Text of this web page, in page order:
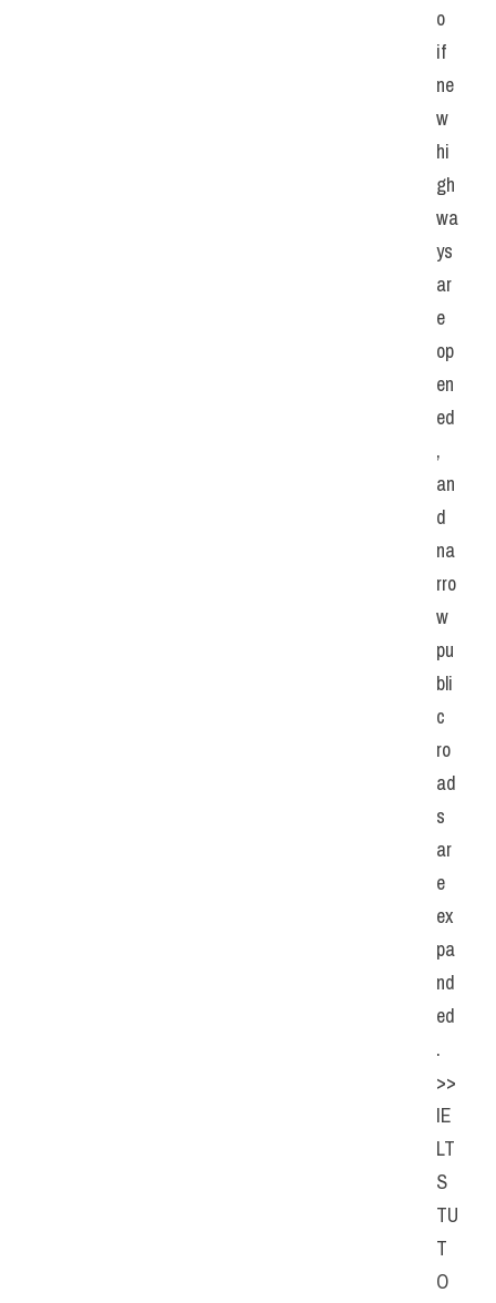
o
if
ne
w
hi
gh
wa
ys
ar
e
op
en
ed
,
an
d
na
rro
w
pu
bli
c
ro
ad
s
ar
e
ex
pa
nd
ed
.
>>
IE
LT
S
TU
T
O